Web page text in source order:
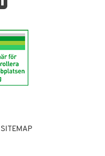
SITEMAP